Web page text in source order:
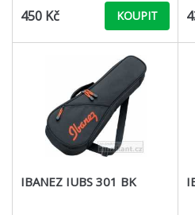
450 Kč KOUPIT
IBANEZ IUBS 301 BK